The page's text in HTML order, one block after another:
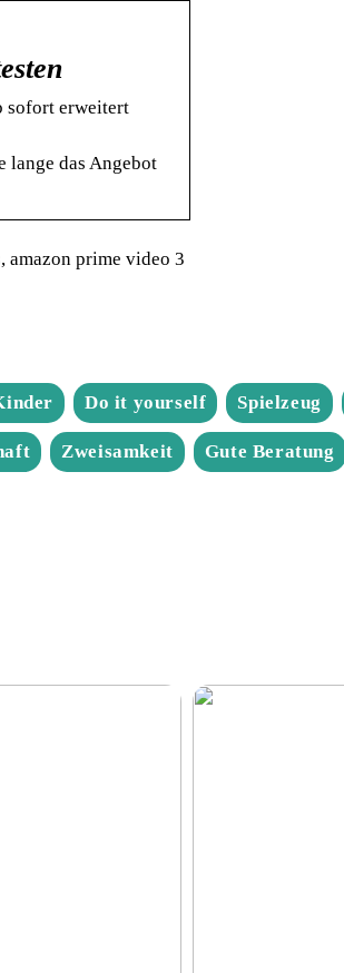
sofort erweitert
lange das Angebot
amazon prime video 3
Do it yourself Spielzeug
Zweisamkeit Gute Beratung